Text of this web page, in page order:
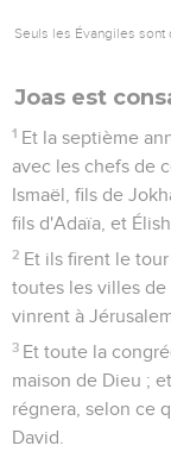
Seuls les Évangiles
Joas est
1 Et la septième
avec les chefs de
Ismaël, fils de
fils d'Adaïa, et
2 Et ils firent le
toutes les villes de
vinrent à
3 Et toute la
maison de Dieu ;
régnera, selon ce
David.